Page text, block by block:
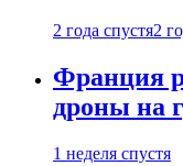
2 года спустя2
Франция
дроны на
1 неделя спустя